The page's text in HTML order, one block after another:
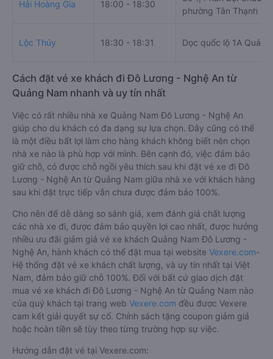
Hải Hoàng Gia 18:00 - 18:30
phường Tân Thạnh
Lộc Thủy 18:30 - 18:31 Dọc quốc lộ 1A
Cách đặt vé xe khách đi Đô Lương - Nghệ An từ
Quảng Nam nhanh và uy tín nhất
Việc có rất nhiều nhà xe Quảng Nam Đô Lương - Nghệ An
giúp cho du khách có đa dạng sự lựa chọn. Đây cũng có thể
là một điều bất lợi làm cho hàng khách không biết nên chọn
nhà xe nào là phù hợp với mình. Bên cạnh đó, việc đảm bảo
giữ chỗ, có được chỗ ngồi yêu thích sau khi đặt vé xe đi Đô
Lương - Nghệ An từ Quảng Nam giữa nhà xe với khách hàng
sau khi đặt trực tiếp vẫn chưa được đảm bảo 100%.
Cho nên để dễ dàng so sánh giá, xem đánh giá chất lượng
các nhà xe đi, được đảm bảo quyền lợi cao nhất, được hưởng
nhiều ưu đãi giảm giá vé xe khách Quảng Nam Đô Lương -
Nghệ An, hành khách có thể đặt mua tại website Vexere.com-
Hệ thống đặt vé xe khách chất lượng, và uy tín nhất tại Việt
Nam, đảm bảo giữ chỗ 100%. Đối với bất cứ giao dịch đặt
mua vé xe khách đi Đô Lương - Nghệ An từ Quảng Nam nào
của quý khách tại trang web Vexere.com đều được Vexere
cam kết giải quyết sự cố. Chính sách tặng coupon giảm giá
hoặc hoàn tiền sẽ tùy theo từng trường hợp sự việc.
Hướng dẫn đặt vé tại Vexere.com: